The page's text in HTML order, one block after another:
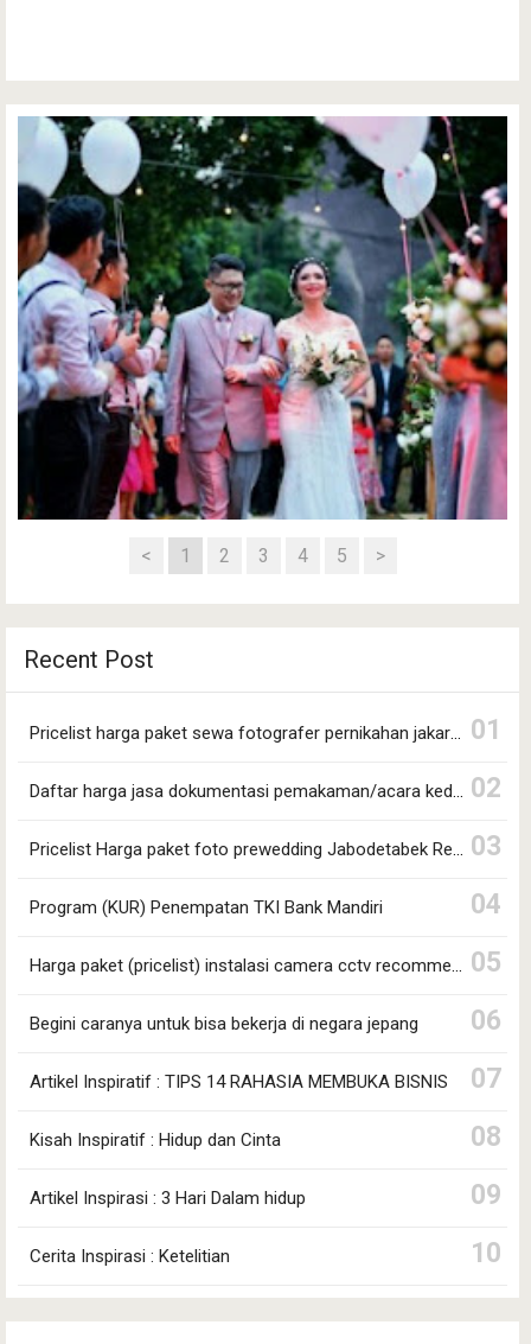
selatan
Dagangku.com ~ Berikut informasi mengenai Priceli…
< 1 2 3 4 5 >
Recent Post
Pricelist harga paket sewa fotografer pernikahan jakarta selatan
Daftar harga jasa dokumentasi pemakaman/acara kedukaan
Pricelist Harga paket foto prewedding Jabodetabek Recommended!!
Program (KUR) Penempatan TKI Bank Mandiri
Harga paket (pricelist) instalasi camera cctv recommended !!!
Begini caranya untuk bisa bekerja di negara jepang
Artikel Inspiratif : TIPS 14 RAHASIA MEMBUKA BISNIS
Kisah Inspiratif : Hidup dan Cinta
Artikel Inspirasi : 3 Hari Dalam hidup
Cerita Inspirasi : Ketelitian